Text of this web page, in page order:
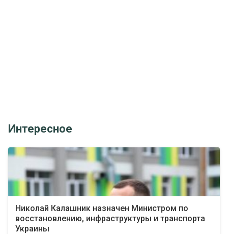
Интересное
Николай Калашник назначен Министром по
восстановлению, инфраструктуры и транспорта
Украины